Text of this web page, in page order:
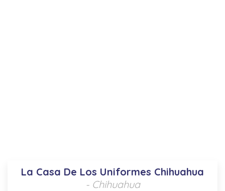
La Casa De Los Uniformes Chihuahua
- Chihuahua